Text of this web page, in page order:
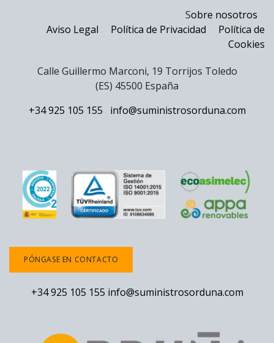
Sobre nosotros
Aviso Legal
Política de Privacidad
Política de
Cookies
Calle Guillermo Marconi, 19 Torrijos Toledo
(ES) 45500 España
+34 925 105 155
info@suministrosorduna.com
PÓNGASE EN CONTACTO
+34 925 105 155 info@suministrosorduna.com